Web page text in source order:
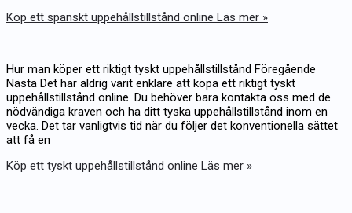
Köp ett spanskt uppehållstillstånd online Läs mer »
Hur man köper ett riktigt tyskt uppehållstillstånd Föregående
Nästa Det har aldrig varit enklare att köpa ett riktigt tyskt
uppehållstillstånd online. Du behöver bara kontakta oss med de
nödvändiga kraven och ha ditt tyska uppehållstillstånd inom en
vecka. Det tar vanligtvis tid när du följer det konventionella sättet
att få en
Köp ett tyskt uppehållstillstånd online Läs mer »